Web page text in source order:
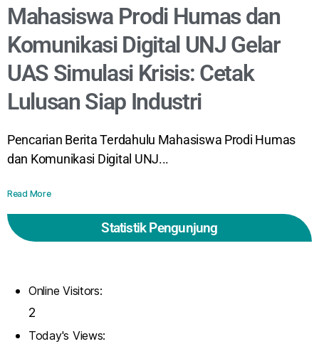
Mahasiswa Prodi Humas dan
Komunikasi Digital UNJ Gelar
UAS Simulasi Krisis: Cetak
Lulusan Siap Industri
Pencarian Berita Terdahulu Mahasiswa Prodi Humas
dan Komunikasi Digital UNJ...
Read More
Statistik Pengunjung
Online Visitors:
2
Today's Views: